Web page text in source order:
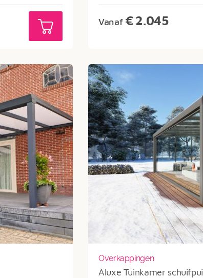
Vanaf €2.045
Overkappingen
Aluxe Tuinkamer schuifpui